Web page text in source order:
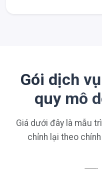
Gói dịch
quy mô
Giá dưới đây là mẫu
chỉnh lại theo